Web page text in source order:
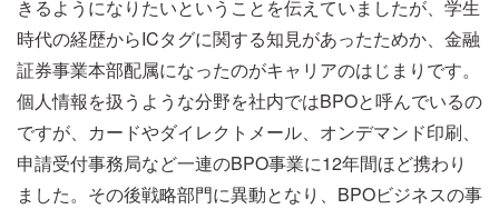
きるようになりたいということを伝えていましたが、学生
時代の経歴からICタグに関する知見があったためか、金融
証券事業本部配属になったのがキャリアのはじまりです。
個人情報を扱うような分野を社内ではBPOと呼んでいるの
ですが、カードやダイレクトメール、オンデマンド印刷、
申請受付事務局など一連のBPO事業に12年間ほど携わり
ました。その後戦略部門に異動となり、BPOビジネスの事